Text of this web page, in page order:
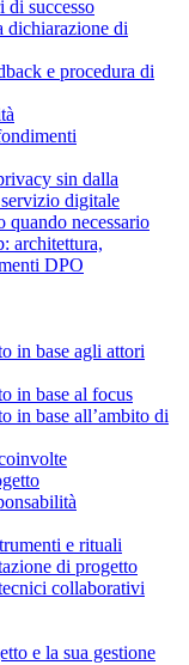
di successo
dichiarazione di
e procedura di
sin dalla
digitale
quando necessario
architettura,
DPO
in base agli attori
in base al focus
in base all’ambito di
e rituali
di progetto
collaborativi
e la sua gestione